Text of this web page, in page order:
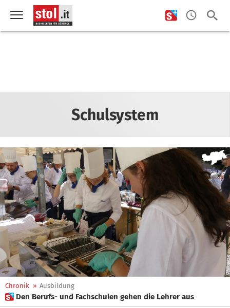
Schulsystem
Chronik » Ausbildung
 Den Berufs- und Fachschulen gehen die Lehrer aus